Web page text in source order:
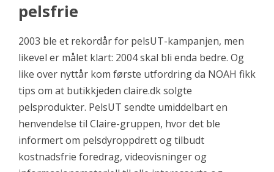
pelsfrie
2003 ble et rekordår for pelsUT-kampanjen, men
likevel er målet klart: 2004 skal bli enda bedre. Og
like over nyttår kom første utfordring da NOAH fikk
tips om at butikkjeden claire.dk solgte
pelsprodukter. PelsUT sendte umiddelbart en
henvendelse til Claire-gruppen, hvor det ble
informert om pelsdyroppdrett og tilbudt
kostnadsfrie foredrag, videovisninger og